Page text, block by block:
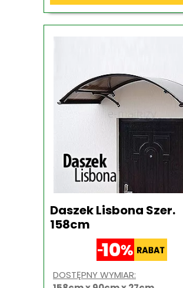
Daszek Lisbona Szer.
158cm
DOSTĘPNY WYMIAR: